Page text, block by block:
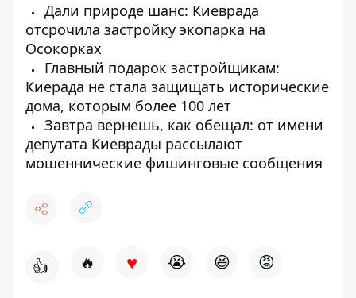
Дали природе шанс: Киеврада
отсрочила застройку экопарка на
Осокорках
Главный подарок застройщикам:
Киерада не стала защищать исторические
дома, которым более 100 лет
Завтра вернешь, как обещал: от имени
депутата Киеврады рассылают
мошеннические фишинговые сообщения
👍 🔥 ♥ 😭 😆 😡